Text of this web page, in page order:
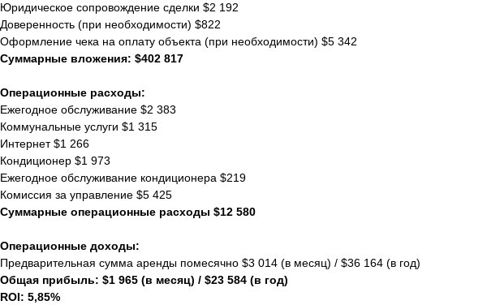
Юридическое сопровождение сделки $2 192
Доверенность (при необходимости) $822
Оформление чека на оплату объекта (при необходимости) $5 342
Суммарные вложения: $402 817
Операционные расходы:
Ежегодное обслуживание $2 383
Коммунальные услуги $1 315
Интернет $1 266
Кондиционер $1 973
Ежегодное обслуживание кондиционера $219
Комиссия за управление $5 425
Суммарные операционные расходы $12 580
Операционные доходы:
Предварительная сумма аренды помесячно $3 014 (в месяц) / $36 164 (в год)
Общая прибыль: $1 965 (в месяц) / $23 584 (в год)
ROI: 5,85%